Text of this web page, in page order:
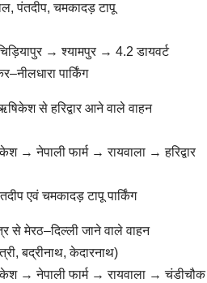
पंतदीप, चमकादड़ टापू
→ श्यामपुर → 4.2 डायवर्ट
पार्किंग
से हरिद्वार आने वाले वाहन
→ नेपाली फार्म → रायवाला → हरिद्वार
एवं चमकादड़ टापू पार्किंग
से मेरठ–दिल्ली जाने वाले वाहन
बद्रीनाथ, केदारनाथ)
→ नेपाली फार्म → रायवाला →